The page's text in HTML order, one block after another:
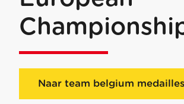
Naar team belgium medailles